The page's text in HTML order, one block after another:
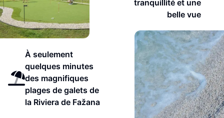
tranquillité et une
belle vue
À seulement
quelques minutes
des magnifiques
plages de galets de
la Riviera de Fažana